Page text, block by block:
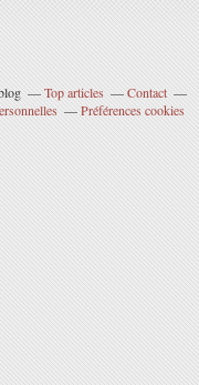
Top articles
Contact
Préférences cookies